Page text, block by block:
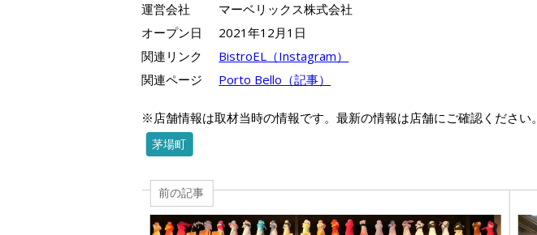
運営会社
マーベリックス株式会社
オープン日
2021年12月1日
関連リンク
BistroEL（Instagram）
関連ページ
Porto Bello（記事）
※店舗情報は取材当時の情報です。最新の情報は店舗にご確認ください。
茅場町
前の記事